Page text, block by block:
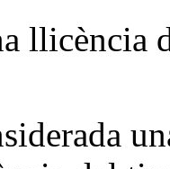
llicència